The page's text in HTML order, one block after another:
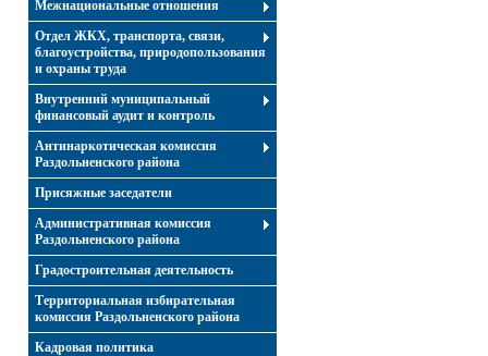
Межнациональные отношения
Отдел ЖКХ, транспорта, связи,
благоустройства, природопользования
и охраны труда
Внутренний муниципальный
финансовый аудит и контроль
Антинаркотическая комиссия
Раздольненского района
Присяжные заседатели
Административная комиссия
Раздольненского района
Градостроительная деятельность
Территориальная избирательная
комиссия Раздольненского района
Кадровая политика